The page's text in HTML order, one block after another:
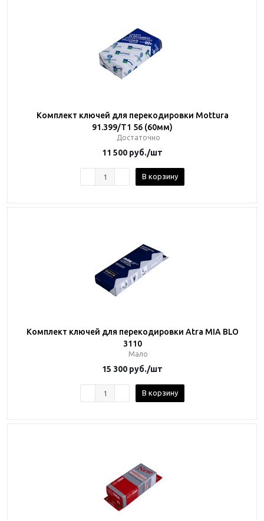
Комплект ключей для перекодировки Mottura
91.399/T1 56 (60мм)
Достаточно
11 500 руб./шт
В корзину
Комплект ключей для перекодировки Atra MIA BLO
3110
Мало
15 300 руб./шт
В корзину